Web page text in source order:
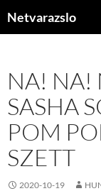
Netvarazslo
NA! NA!
SASHA
POM
SZETT
2020-10-19